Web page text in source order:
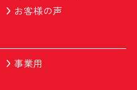
お客様の声
事業用